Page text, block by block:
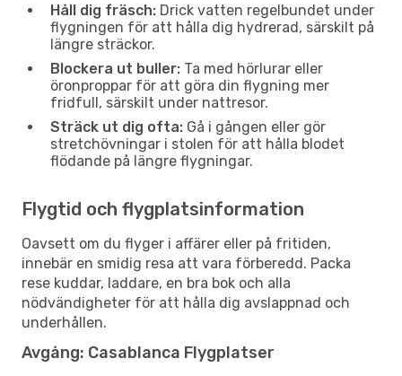
Håll dig fräsch: Drick vatten regelbundet under
flygningen för att hålla dig hydrerad, särskilt på
längre sträckor.
Blockera ut buller: Ta med hörlurar eller
öronproppar för att göra din flygning mer
fridfull, särskilt under nattresor.
Sträck ut dig ofta: Gå i gången eller gör
stretchövningar i stolen för att hålla blodet
flödande på längre flygningar.
Flygtid och flygplatsinformation
Oavsett om du flyger i affärer eller på fritiden,
innebär en smidig resa att vara förberedd. Packa
rese kuddar, laddare, en bra bok och alla
nödvändigheter för att hålla dig avslappnad och
underhållen.
Avgång: Casablanca Flygplatser